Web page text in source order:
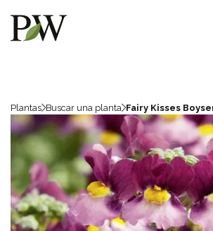
Plantas Buscar una planta Fairy Kisses